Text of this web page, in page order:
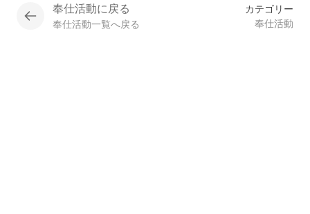
奉仕活動に戻る
奉仕活動一覧へ戻る
カテゴリー
奉仕活動